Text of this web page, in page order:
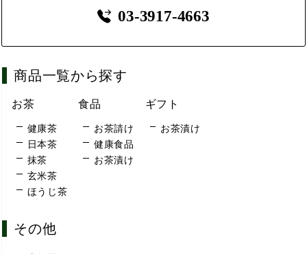
03-3917-4663
商品一覧から探す
お茶
健康茶
日本茶
抹茶
玄米茶
ほうじ茶
食品
お茶請け
健康食品
お茶漬け
ギフト
お茶漬け
その他